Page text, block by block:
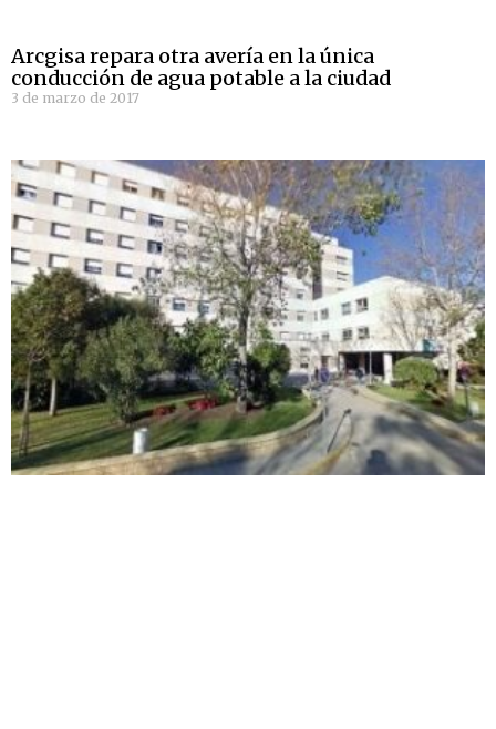
Arcgisa repara otra avería en la única
conducción de agua potable a la ciudad
3 de marzo de 2017